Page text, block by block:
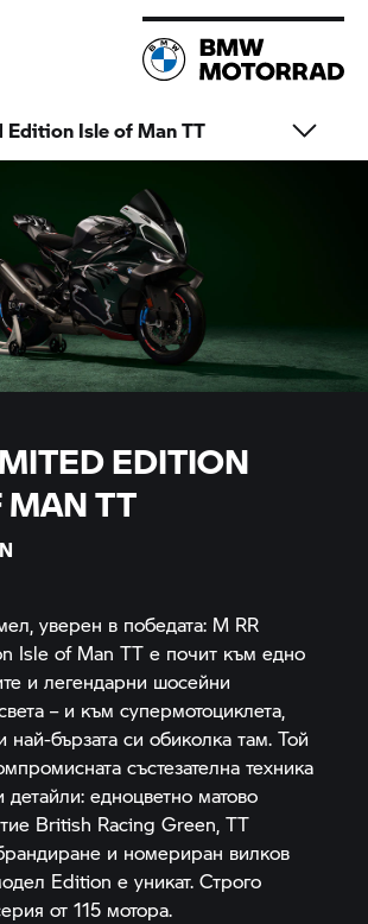
Edition Isle of Man TT
EDITION
MAN TT
уверен в победата: M RR
Isle of Man TT е почит към едно
и легендарни шосейни
– и към супермотоциклета,
най-бързата си обиколка там. Той
състезателна техника
детайли: едноцветно матово
British Racing Green, TT
и номериран вилков
Edition е уникат. Строго
от 115 мотора.